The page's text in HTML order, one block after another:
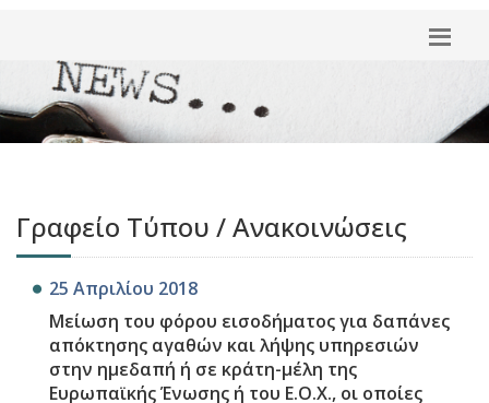
Γραφείο Τύπου / Ανακοινώσεις
25 Απριλίου 2018
Μείωση του φόρου εισοδήματος για δαπάνες
απόκτησης αγαθών και λήψης υπηρεσιών
στην ημεδαπή ή σε κράτη-μέλη της
Ευρωπαϊκής Ένωσης ή του Ε.Ο.Χ., οι οποίες